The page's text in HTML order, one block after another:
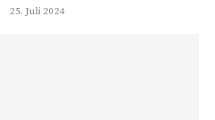
25. Juli 2024